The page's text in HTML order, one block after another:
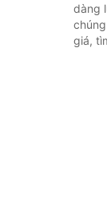
dàng
giá,